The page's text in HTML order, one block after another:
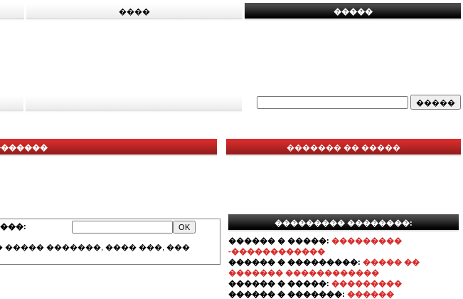
���� �����
�������, ���� ���, ���
������� �� �����
��������� ��������:
������ � �����: ���������
-������������
������ � ���������: ����� ��
������� ������������
������ � �����: ���������
������ � �������: ������